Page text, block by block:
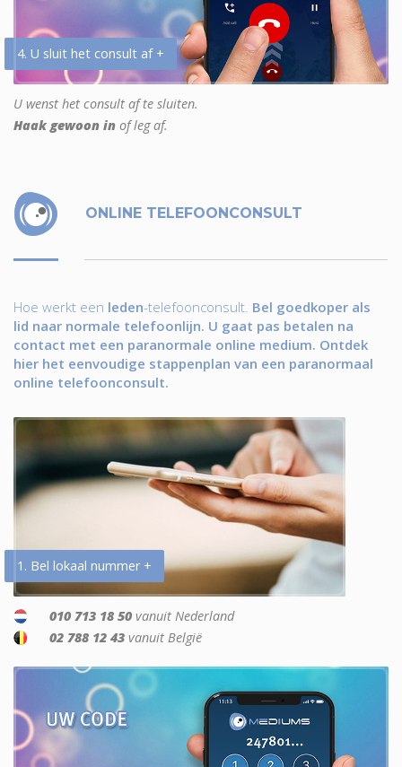
4. U sluit het consult af +
U wenst het consult af te sluiten.
Haak gewoon in of leg af.
ONLINE TELEFOONCONSULT
Hoe werkt een leden-telefoonconsult. Bel goedkoper als
lid naar normale telefoonlijn. U gaat pas betalen na
contact met een paranormale online medium. Ontdek
hier het eenvoudige stappenplan van een paranormaal
online telefoonconsult.
1. Bel lokaal nummer +
010 713 18 50 vanuit Nederland
02 788 12 43 vanuit België